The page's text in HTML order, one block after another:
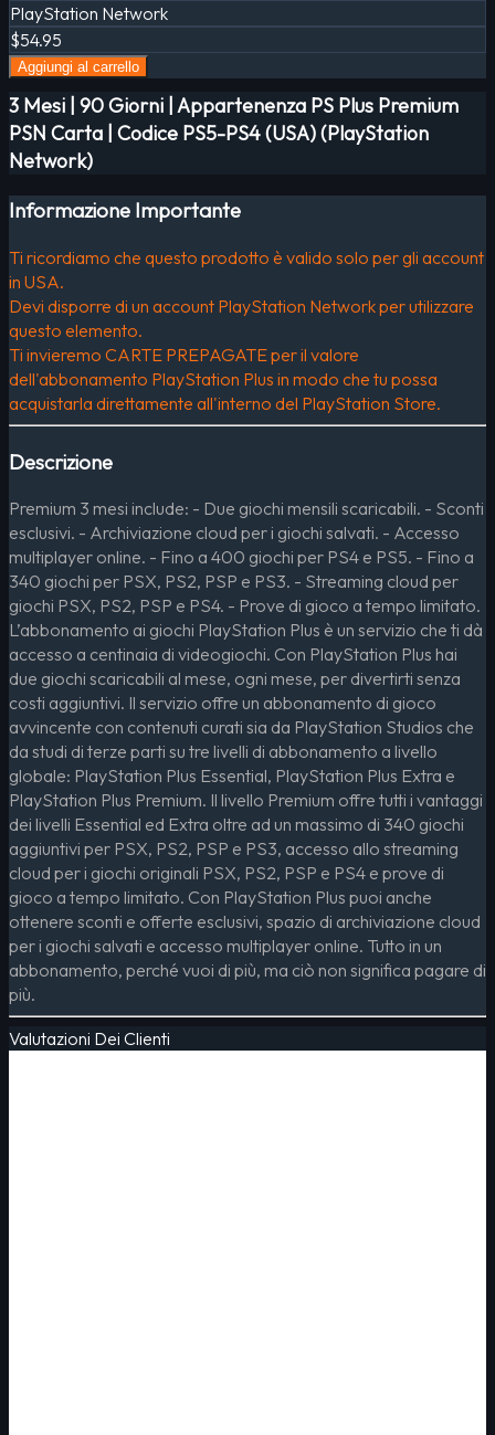
PlayStation Network
$54.95
Aggiungi al carrello
3 Mesi | 90 Giorni | Appartenenza PS Plus Premium
PSN Carta | Codice PS5-PS4 (USA) (PlayStation
Network)
Informazione Importante
Ti ricordiamo che questo prodotto è valido solo per gli account
in USA.
Devi disporre di un account PlayStation Network per utilizzare
questo elemento.
Ti invieremo CARTE PREPAGATE per il valore
dell'abbonamento PlayStation Plus in modo che tu possa
acquistarla direttamente all'interno del PlayStation Store.
Descrizione
Premium 3 mesi include: - Due giochi mensili scaricabili. - Sconti
esclusivi. - Archiviazione cloud per i giochi salvati. - Accesso
multiplayer online. - Fino a 400 giochi per PS4 e PS5. - Fino a
340 giochi per PSX, PS2, PSP e PS3. - Streaming cloud per
giochi PSX, PS2, PSP e PS4. - Prove di gioco a tempo limitato.
L’abbonamento ai giochi PlayStation Plus è un servizio che ti dà
accesso a centinaia di videogiochi. Con PlayStation Plus hai
due giochi scaricabili al mese, ogni mese, per divertirti senza
costi aggiuntivi. Il servizio offre un abbonamento di gioco
avvincente con contenuti curati sia da PlayStation Studios che
da studi di terze parti su tre livelli di abbonamento a livello
globale: PlayStation Plus Essential, PlayStation Plus Extra e
PlayStation Plus Premium. Il livello Premium offre tutti i vantaggi
dei livelli Essential ed Extra oltre ad un massimo di 340 giochi
aggiuntivi per PSX, PS2, PSP e PS3, accesso allo streaming
cloud per i giochi originali PSX, PS2, PSP e PS4 e prove di
gioco a tempo limitato. Con PlayStation Plus puoi anche
ottenere sconti e offerte esclusivi, spazio di archiviazione cloud
per i giochi salvati e accesso multiplayer online. Tutto in un
abbonamento, perché vuoi di più, ma ciò non significa pagare di
più.
Valutazioni Dei Clienti